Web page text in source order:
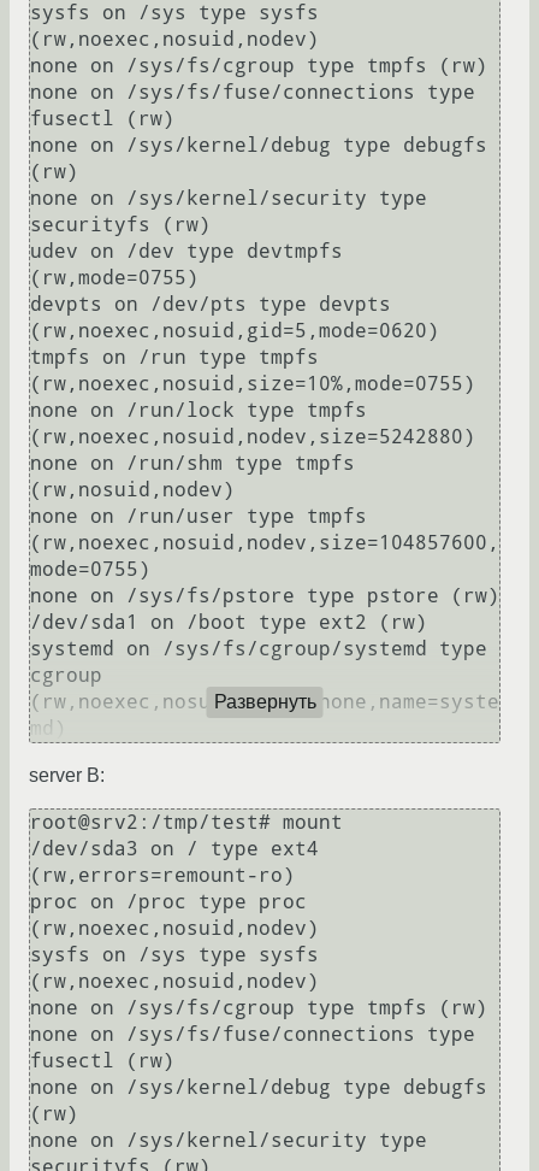
sysfs on /sys type sysfs
(rw,noexec,nosuid,nodev)
none on /sys/fs/cgroup type tmpfs (rw)
none on /sys/fs/fuse/connections type
fusectl (rw)
none on /sys/kernel/debug type debugfs
(rw)
none on /sys/kernel/security type
securityfs (rw)
udev on /dev type devtmpfs
(rw,mode=0755)
devpts on /dev/pts type devpts
(rw,noexec,nosuid,gid=5,mode=0620)
tmpfs on /run type tmpfs
(rw,noexec,nosuid,size=10%,mode=0755)
none on /run/lock type tmpfs
(rw,noexec,nosuid,nodev,size=5242880)
none on /run/shm type tmpfs
(rw,nosuid,nodev)
none on /run/user type tmpfs
(rw,noexec,nosuid,nodev,size=104857600,
mode=0755)
none on /sys/fs/pstore type pstore (rw)
/dev/sda1 on /boot type ext2 (rw)
systemd on /sys/fs/cgroup/systemd type
cgroup
(rw,noexec,nosuid,nodev,none,name=syste
Развернуть
server B:
root@srv2:/tmp/test# mount
/dev/sda3 on / type ext4
(rw,errors=remount-ro)
proc on /proc type proc
(rw,noexec,nosuid,nodev)
sysfs on /sys type sysfs
(rw,noexec,nosuid,nodev)
none on /sys/fs/cgroup type tmpfs (rw)
none on /sys/fs/fuse/connections type
fusectl (rw)
none on /sys/kernel/debug type debugfs
(rw)
none on /sys/kernel/security type